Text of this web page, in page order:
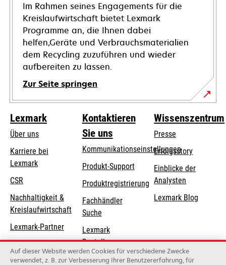
Im Rahmen seines Engagements für die
Kreislaufwirtschaft bietet Lexmark
Programme an, die Ihnen dabei
helfen,Geräte und Verbrauchsmaterialien
dem Recycling zuzuführen und wieder
aufbereiten zu lassen.
Zur Seite springen
Lexmark
Über uns
Karriere bei
Lexmark
CSR
Nachhaltigkeit &
Kreislaufwirtschaft
Lexmark-Partner
Kontaktieren
Sie uns
Kommunikationseinstellungen
wird
in
einer
neuen
Registerkarte
geöffnet
Produkt-Supportwird
einer
neuen
Produktregistrierung
Fachhändler
Suche
Lexmark
Bestellungen
Lexmark
Wissenszentrum
Presse
Erfolgsstory
Einblicke der
Analysten
Lexmark Blog
Auf dieser Website werden Cookies für verschiedene Zwecke
verwendet, z. B. zur Verbesserung Ihrer Benutzererfahrung, für